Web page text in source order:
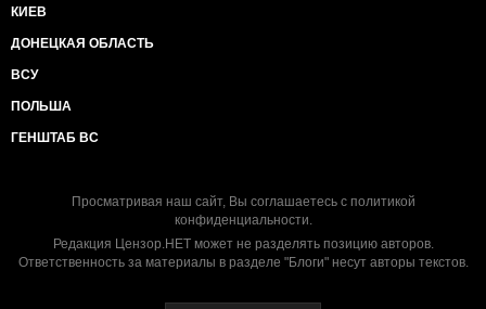
КИЕВ
ДОНЕЦКАЯ ОБЛАСТЬ
ВСУ
ПОЛЬША
ГЕНШТАБ ВС
Просматривая наш сайт, Вы соглашаетесь с политикой
конфиденциальности.
Редакция Цензор.НЕТ может не разделять позицию авторов.
Ответственность за материалы в разделе "Блоги" несут авторы текстов.